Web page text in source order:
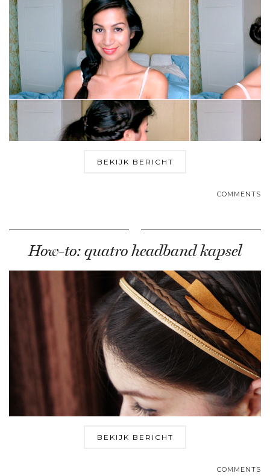
BEKIJK BERICHT
COMMENTS
How-to: quatro headband kapsel
BEKIJK BERICHT
COMMENTS